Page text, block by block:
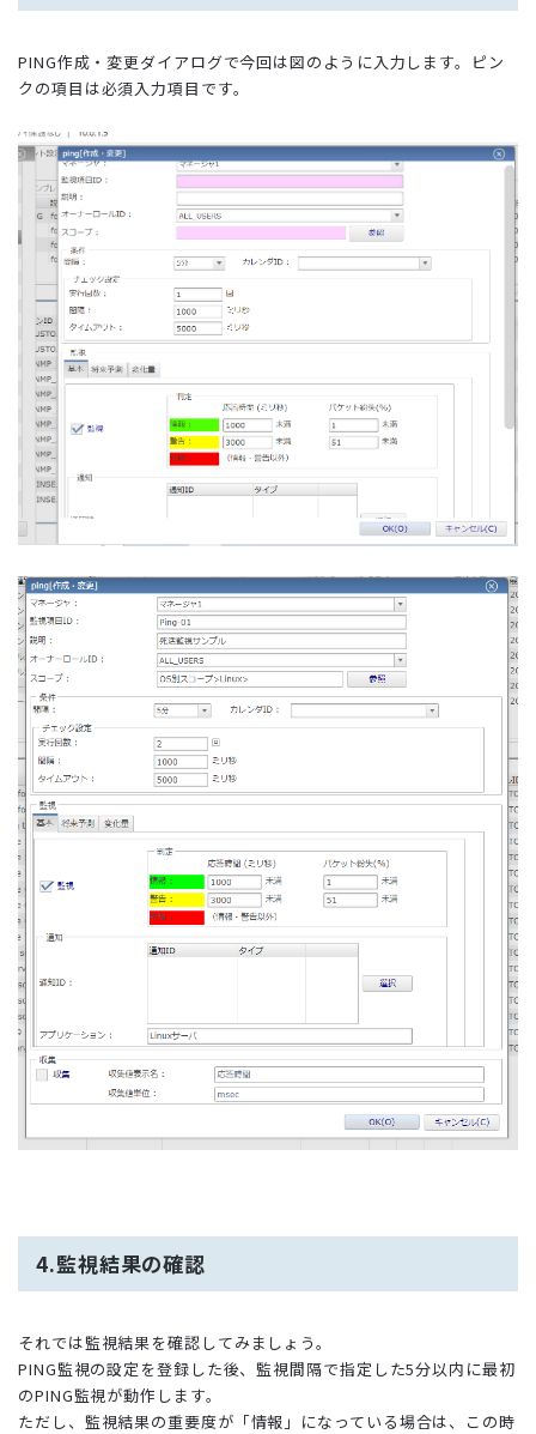
PING作成・変更ダイアログで今回は図のように入力します。ピン
クの項目は必須入力項目です。
4.監視結果の確認
それでは監視結果を確認してみましょう。
PING監視の設定を登録した後、監視間隔で指定した5分以内に最初
のPING監視が動作します。
ただし、監視結果の重要度が「情報」になっている場合は、この時